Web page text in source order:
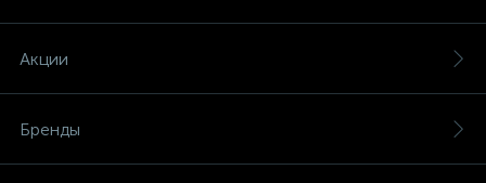
Акции
Бренды